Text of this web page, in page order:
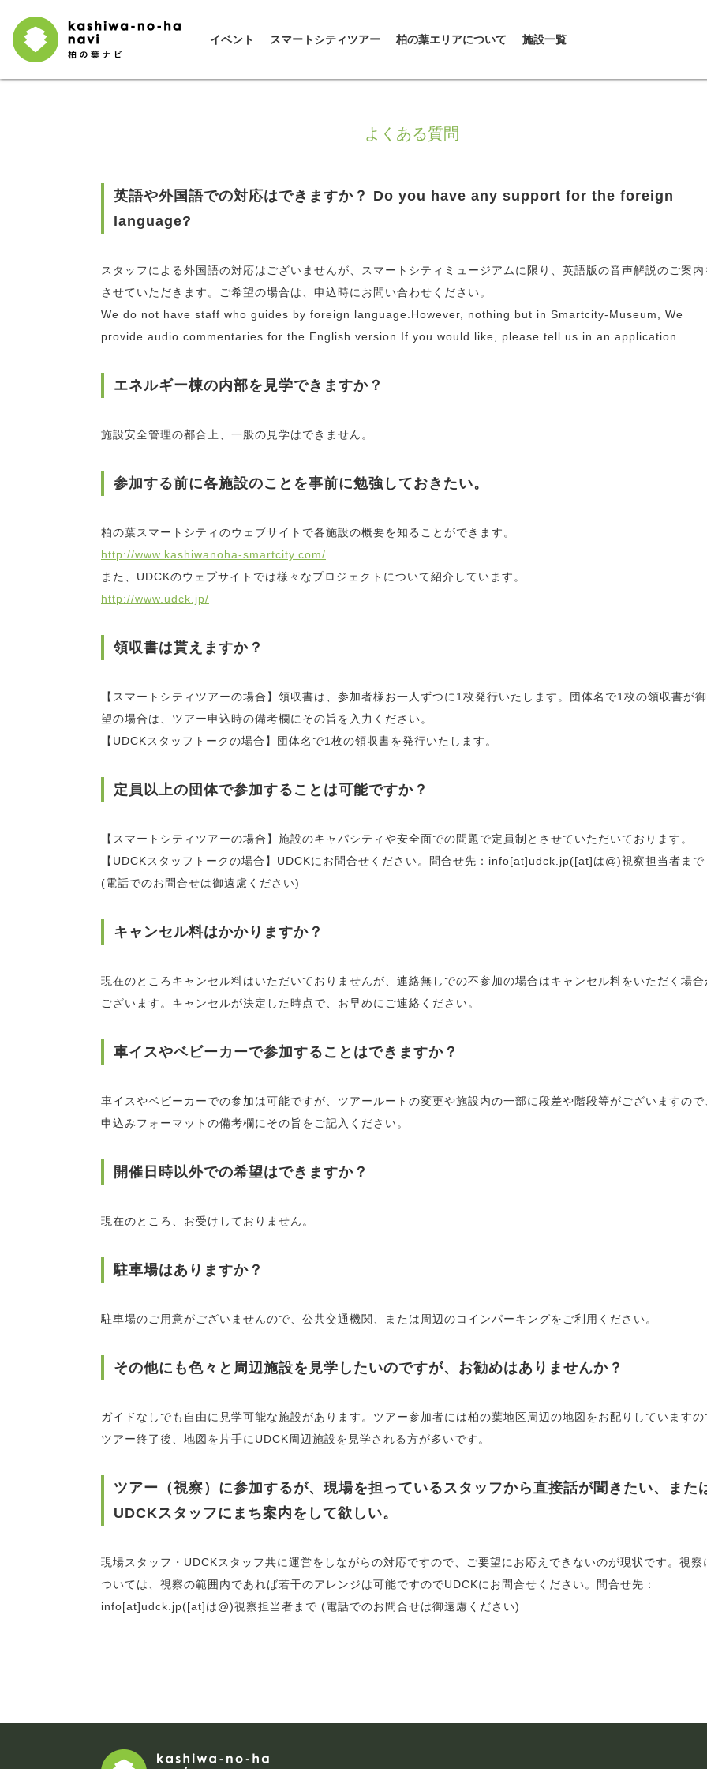
イベント スマートシティツアー 柏の葉エリアについて 施設一覧
よくある質問
英語や外国語での対応はできますか？ Do you have any support for the foreign
language?
スタッフによる外国語の対応はございませんが、スマートシティミュージアムに限り、英語版の音声解説のご案内
させていただきます。ご希望の場合は、申込時にお問い合わせください。
We do not have staff who guides by foreign language.However, nothing but in Smartcity-Museum, We
provide audio commentaries for the English version.If you would like, please tell us in an application.
エネルギー棟の内部を見学できますか？
施設安全管理の都合上、一般の見学はできません。
参加する前に各施設のことを事前に勉強しておきたい。
柏の葉スマートシティのウェブサイトで各施設の概要を知ることができます。
http://www.kashiwanoha-smartcity.com/
また、UDCKのウェブサイトでは様々なプロジェクトについて紹介しています。
http://www.udck.jp/
領収書は貰えますか？
【スマートシティツアーの場合】領収書は、参加者様お一人ずつに1枚発行いたします。団体名で1枚の領収書が
望の場合は、ツアー申込時の備考欄にその旨を入力ください。
【UDCKスタッフトークの場合】団体名で1枚の領収書を発行いたします。
定員以上の団体で参加することは可能ですか？
【スマートシティツアーの場合】施設のキャパシティや安全面での問題で定員制とさせていただいております。
【UDCKスタッフトークの場合】UDCKにお問合せください。問合せ先：info[at]udck.jp([at]は@)視察担当者まで
(電話でのお問合せは御遠慮ください)
キャンセル料はかかりますか？
現在のところキャンセル料はいただいておりませんが、連絡無しでの不参加の場合はキャンセル料をいただく場合
ございます。キャンセルが決定した時点で、お早めにご連絡ください。
車イスやベビーカーで参加することはできますか？
車イスやベビーカーでの参加は可能ですが、ツアールートの変更や施設内の一部に段差や階段等がございますので
申込みフォーマットの備考欄にその旨をご記入ください。
開催日時以外での希望はできますか？
現在のところ、お受けしておりません。
駐車場はありますか？
駐車場のご用意がございませんので、公共交通機関、または周辺のコインパーキングをご利用ください。
その他にも色々と周辺施設を見学したいのですが、お勧めはありませんか？
ガイドなしでも自由に見学可能な施設があります。ツアー参加者には柏の葉地区周辺の地図をお配りしていますの
ツアー終了後、地図を片手にUDCK周辺施設を見学される方が多いです。
ツアー（視察）に参加するが、現場を担っているスタッフから直接話が聞きたい、また
UDCKスタッフにまち案内をして欲しい。
現場スタッフ・UDCKスタッフ共に運営をしながらの対応ですので、ご要望にお応えできないのが現状です。視察
ついては、視察の範囲内であれば若干のアレンジは可能ですのでUDCKにお問合せください。問合せ先：
info[at]udck.jp([at]は@)視察担当者まで (電話でのお問合せは御遠慮ください)